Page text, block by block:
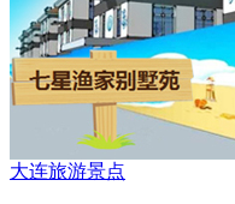
大连旅游景点